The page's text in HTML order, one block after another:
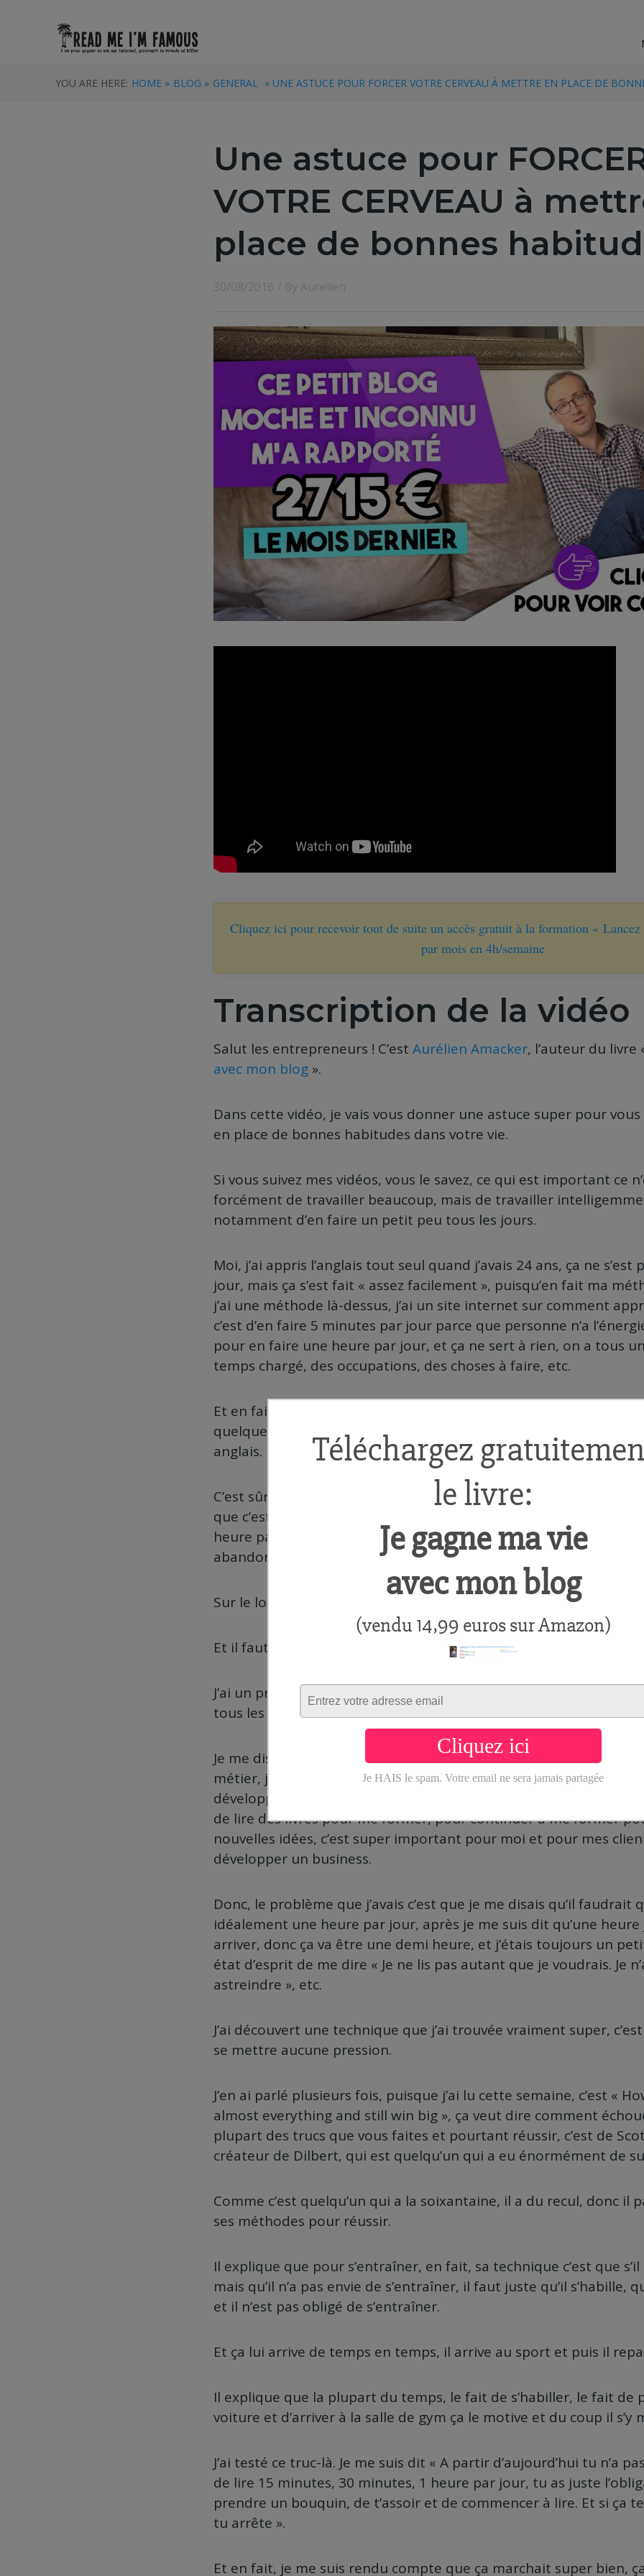
YOU ARE HERE: HOME » BLOG » GENERAL » UNE ASTUCE POUR FORCER VOTRE CERVEAU À METTRE EN PLACE DE
Une astuce pour
VOTRE CERVEAU à
place de bonnes
30/08/2016 / By Aurelien
Cliquez ici pour recevoir tout de suite un accès gratuit à la formation « Lancez
par mois en 4h/semaine
Transcription de la vidéo
Salut les entrepreneurs ! C’est Aurélien Amacker, l’auteur du livre
avec mon blog ».
Dans cette vidéo, je vais vous donner une astuce super pour
en place de bonnes habitudes dans votre vie.
Si vous suivez mes vidéos, vous le savez, ce qui est important ce
forcément de travailler beaucoup, mais de travailler
notamment d’en faire un petit peu tous les jours.
Moi, j’ai appris l’anglais tout seul quand j’avais 24 ans, ça ne s’est
jour, mais ça s’est fait « assez facilement », puisqu’en fait ma
j’ai une méthode là-dessus, j’ai un site internet sur comment
c’est d’en faire 5 minutes par jour parce que personne n’a
pour en faire une heure par jour, et ça ne sert à rien, on a tous
temps chargé, des occupations, des choses à faire, etc.
Et en fait, moi j’ai découvert qu’en an faisant 5 minutes par jour,
quelques mois, au bout de quelques années tout naturellement
anglais.
C’est sûr que ça ne se fait pas du jour au lendemain, mais de
que c’est reculer pour mieux sauter parce que de toute façon si
heure par jour, en pratique on fait une heure le premier jour,
abandonné, donc ça ne sert à rien du tout.
Sur le long terme, c’est vraiment une stratégie gagnante.
Et il faut que je vous explique.
J’ai un problème, c’est que depuis des mois je n’arrivais pas à
tous les jours.
Je me disais « Idéalement, il faudrait que je lise », puisque moi
métier, j’ai vraiment mon expertise dans le domaine du web
développement personnel, je fais ça depuis 2010, donc pour moi
de lire des livres pour me former, pour continuer à me former
nouvelles idées, c’est super important pour moi et pour mes
développer un business.
Donc, le problème que j’avais c’est que je me disais qu’il faudrait
idéalement une heure par jour, après je me suis dit qu’une heure
arriver, donc ça va être une demi heure, et j’étais toujours un
état d’esprit de me dire « Je ne lis pas autant que je voudrais. Je
astreindre », etc.
J’ai découvert une technique que j’ai trouvée vraiment super,
se mettre aucune pression.
J’en ai parlé plusieurs fois, puisque j’ai lu cette semaine, c’est «
almost everything and still win big », ça veut dire comment
plupart des trucs que vous faites et pourtant réussir, c’est de
créateur de Dilbert, qui est quelqu’un qui a eu énormément de
Comme c’est quelqu’un qui a la soixantaine, il a du recul, donc il
ses méthodes pour réussir.
Il explique que pour s’entraîner, en fait, sa technique c’est que
mais qu’il n’a pas envie de s’entraîner, il faut juste qu’il s’habille,
et il n’est pas obligé de s’entraîner.
Et ça lui arrive de temps en temps, il arrive au sport et puis il
Il explique que la plupart du temps, le fait de s’habiller, le fait de
voiture et d’arriver à la salle de gym ça le motive et du coup il s’y
J’ai testé ce truc-là. Je me suis dit « A partir d’aujourd’hui tu n’a
de lire 15 minutes, 30 minutes, 1 heure par jour, tu as juste
prendre un bouquin, de t’assoir et de commencer à lire. Et si ça
tu arrête ».
Et en fait, je me suis rendu compte que ça marchait super bien,